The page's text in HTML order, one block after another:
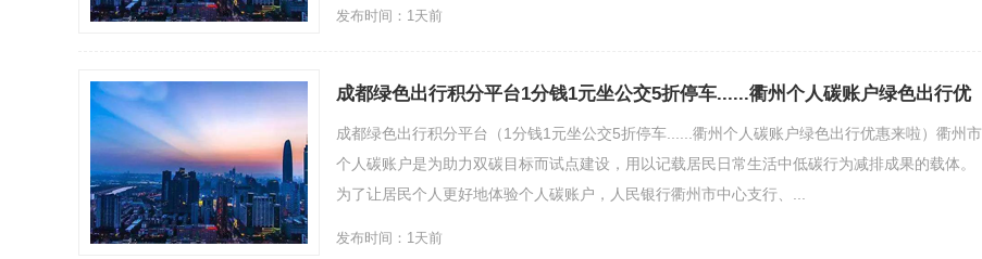
发布时间：1天前
成都绿色出行积分平台1分钱1元坐公交5折停车......衢州个人碳账户绿色出行优
惠来啦
成都绿色出行积分平台（1分钱1元坐公交5折停车......衢州个人碳账户绿色出行优惠来啦）衢州市
个人碳账户是为助力双碳目标而试点建设，用以记载居民日常生活中低碳行为减排成果的载体。
为了让居民个人更好地体验个人碳账户，人民银行衢州市中心支行、...
发布时间：1天前